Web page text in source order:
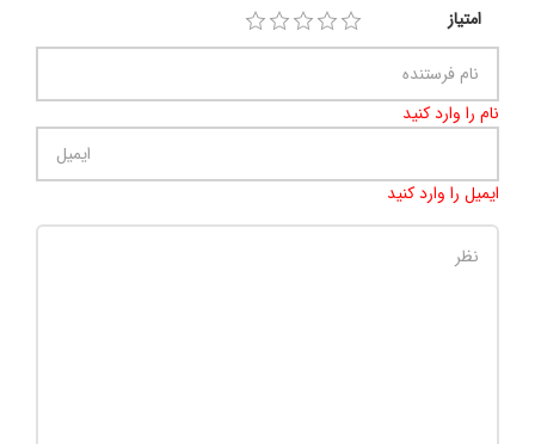
امتیاز
نام را وارد کنید
ایمیل را وارد کنید